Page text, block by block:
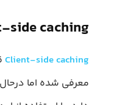
side caching
Client-side caching
معرفی شده اما